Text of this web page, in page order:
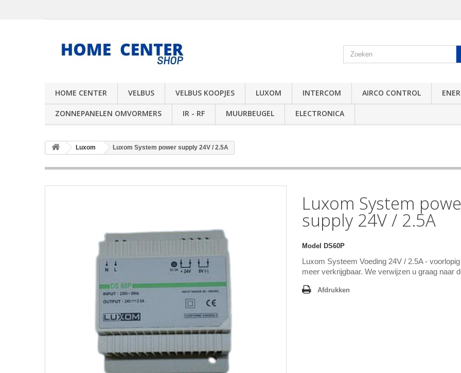
HOME CENTER VELBUS VELBUS KOOPJES LUXOM INTERCOM AIRCO CONTROL
ZONNEPANELEN OMVORMERS IR - RF MUURBEUGEL ELECTRONICA
Luxom Luxom System power supply 24V / 2.5A
Luxom System
supply 24V / 2.5A
Model DS60P
Luxom Systeem Voeding 24V / 2.5A -
meer verkrijgbaar. We verwijzen u graag naar
Afdrukken